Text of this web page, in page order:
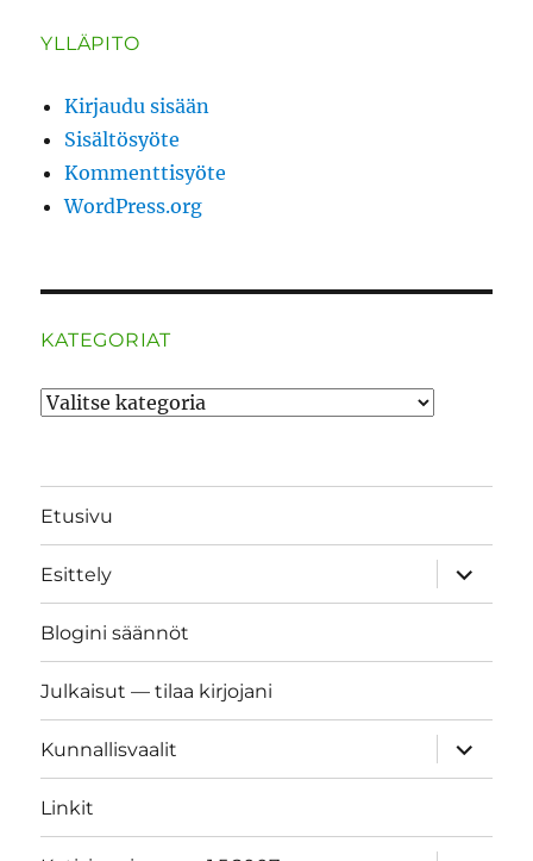
YLLÄPITO
Kirjaudu sisään
Sisältösyöte
Kommenttisyöte
WordPress.org
KATEGORIAT
Kategoriat
Etusivu
Esittely
näytä
Blogini säännöt
Julkaisut — tilaa kirjojani
Kunnallisvaalit
näytä
Linkit